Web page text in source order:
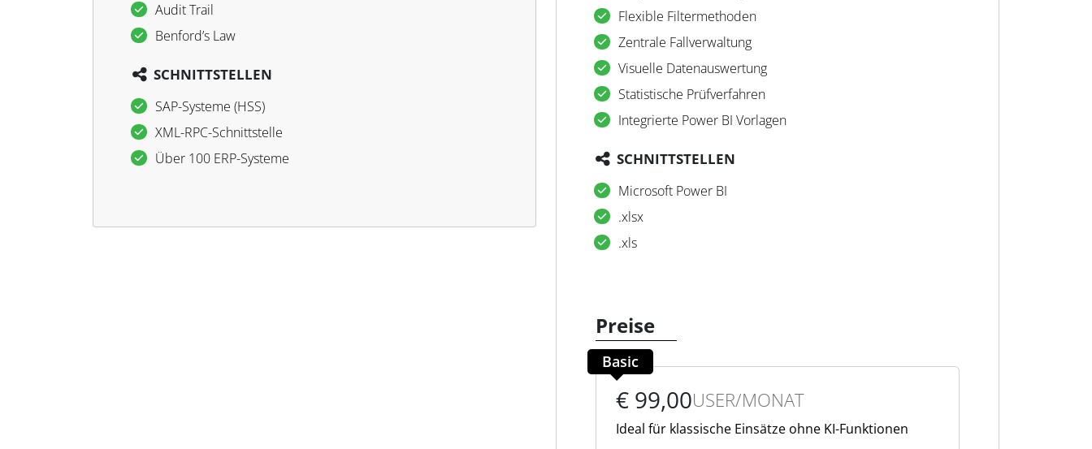
Audit Trail
Benford’s Law
SCHNITTSTELLEN
SAP-Systeme (HSS)
XML-RPC-Schnittstelle
Über 100 ERP-Systeme
Flexible Filtermethoden
Zentrale Fallverwaltung
Visuelle Datenauswertung
Statistische Prüfverfahren
Integrierte Power BI Vorlagen
SCHNITTSTELLEN
Microsoft Power BI
.xlsx
.xls
Preise
Basic
€ 99,00USER/MONAT
Ideal für klassische Einsätze ohne KI-Funktionen